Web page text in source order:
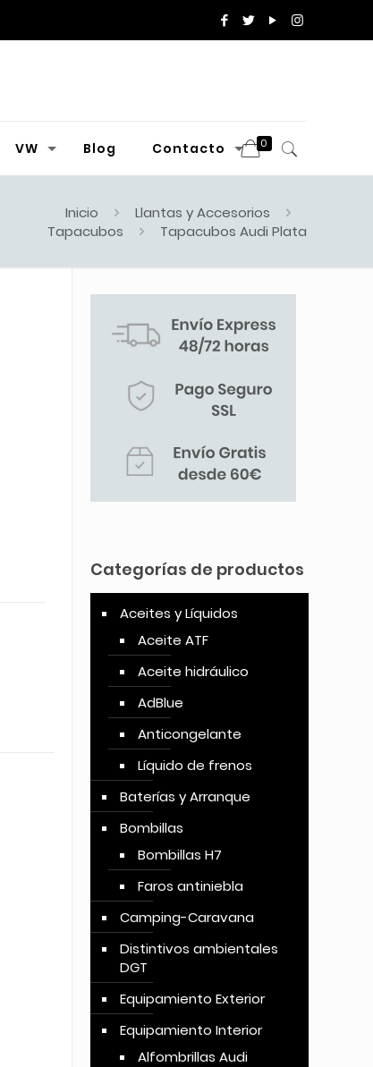
VW Blog Contacto 0
Inicio
Llantas y Accesorios
Tapacubos
Tapacubos Audi Plata
Categorías de productos
Aceites y Líquidos
Aceite ATF
Aceite hidráulico
AdBlue
Anticongelante
Líquido de frenos
Baterías y Arranque
Bombillas
Bombillas H7
Faros antiniebla
Camping-Caravana
Distintivos ambientales
DGT
Equipamiento Exterior
Equipamiento Interior
Alfombrillas Audi